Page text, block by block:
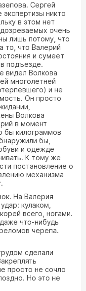
Сергей
экспертизы никто
в этом нет
очень
лишь потому, что
то, что Валерий
и сумеет
подъезде.
видел Волкова
многолетней
и не
Он просто
Волкова
в момент
бы килограммов
бы,
и одежде
К тому же
постановление о
механизма
На Валерия
кулаком,
всего, ногами.
что-нибудь
черепа.
сделали
просто не сочло
Но это не